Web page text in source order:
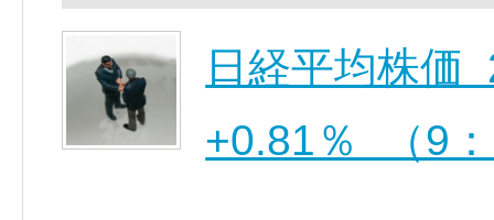
日経平均株価
+0.81％ （9